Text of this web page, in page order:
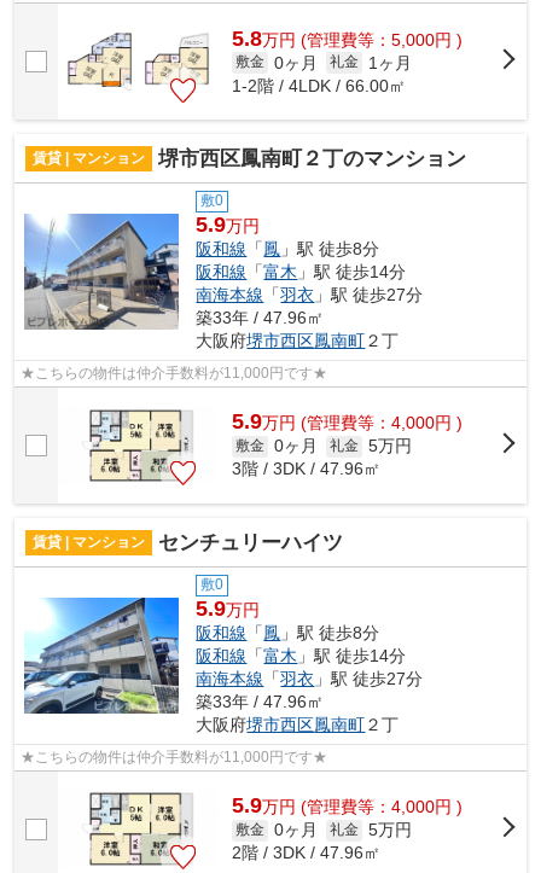
5.8万円 (管理費等：5,000円 )
敷金 0ヶ月 礼金
1ヶ月
1-2階 / 4LDK / 66.00㎡
賃貸 | マンション 堺市西区鳳南町２丁のマンション
敷0
5.9万円
阪和線 「鳳 」駅 徒歩8分
阪和線 「富木 」駅 徒歩14分
南海本線 「羽衣 」駅 徒歩27分
築33年 / 47.96㎡
大阪府堺市西区鳳南町２丁
★こちらの物件は仲介手数料が11,000円です★
5.9万円 (管理費等：4,000円 )
敷金 0ヶ月 礼金 5万円
3階 / 3DK / 47.96㎡
賃貸 | マンション センチュリーハイツ
敷0
5.9万円
阪和線 「鳳 」駅 徒歩8分
阪和線 「富木 」駅 徒歩14分
南海本線 「羽衣 」駅 徒歩27分
築33年 / 47.96㎡
大阪府堺市西区鳳南町２丁
★こちらの物件は仲介手数料が11,000円です★
5.9万円 (管理費等：4,000円 )
敷金 0ヶ月 礼金 5万円
2階 / 3DK / 47.96㎡